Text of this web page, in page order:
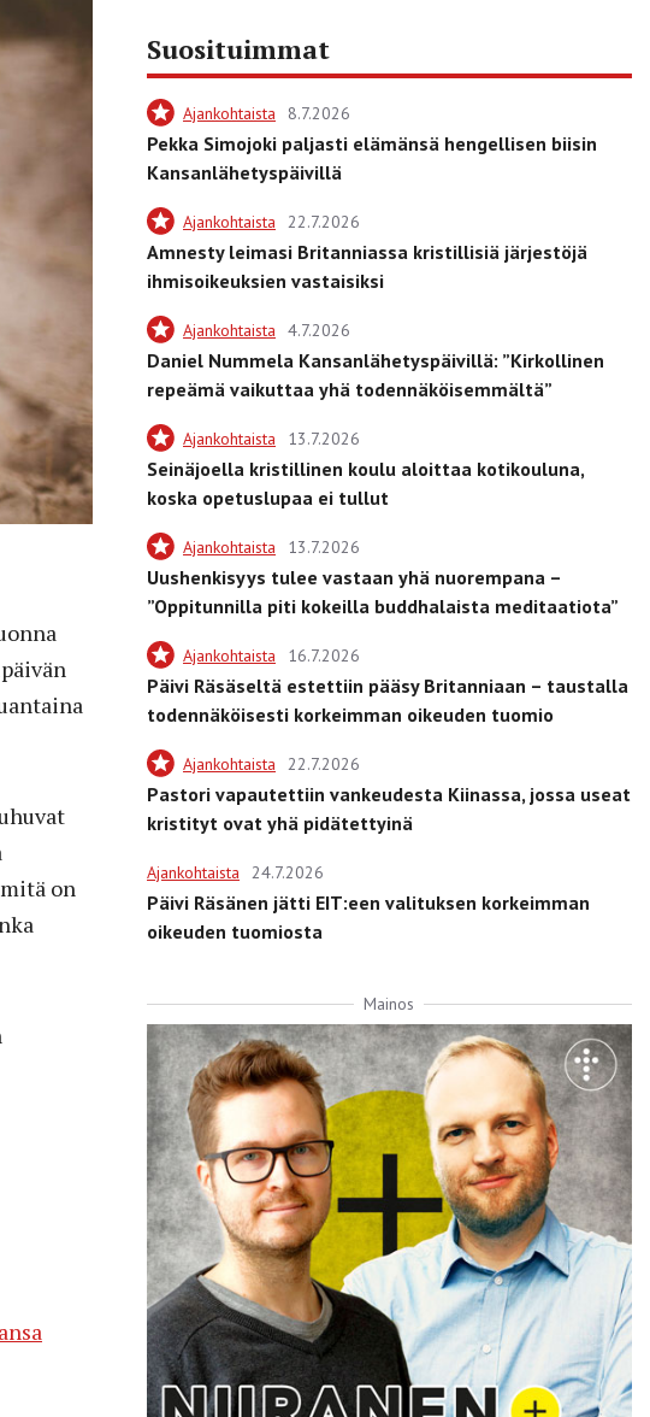
on
Suosituimmat
Ajankohtaista 8.7.2026
Pekka Simojoki paljasti elämänsä hengellisen biisin
Kansanlähetyspäivillä
Ajankohtaista 22.7.2026
Amnesty leimasi Britanniassa kristillisiä järjestöjä
ihmisoikeuksien vastaisiksi
Ajankohtaista 4.7.2026
Daniel Nummela Kansanlähetyspäivillä: ”Kirkollinen
repeämä vaikuttaa yhä todennäköisemmältä”
Ajankohtaista 13.7.2026
Seinäjoella kristillinen koulu aloittaa kotikouluna,
koska opetuslupaa ei tullut
Ajankohtaista 13.7.2026
Uushenkisyys tulee vastaan yhä nuorempana –
”Oppitunnilla piti kokeilla buddhalaista meditaatiota”
Ajankohtaista 16.7.2026
Päivi Räsäseltä estettiin pääsy Britanniaan – taustalla
todennäköisesti korkeimman oikeuden tuomio
Ajankohtaista 22.7.2026
Pastori vapautettiin vankeudesta Kiinassa, jossa useat
kristityt ovat yhä pidätettyinä
Ajankohtaista 24.7.2026
Päivi Räsänen jätti EIT:een valituksen korkeimman
oikeuden tuomiosta
Mainos